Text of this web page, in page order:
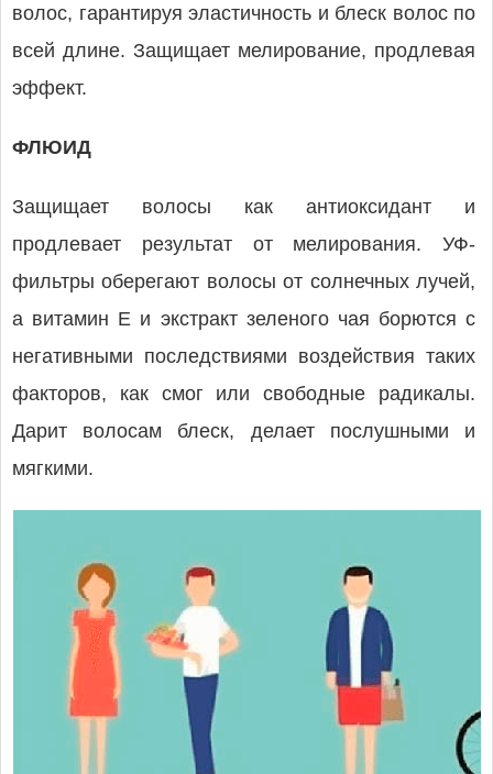
волос, гарантируя эластичность и блеск волос по
всей длине. Защищает мелирование, продлевая
эффект.
ФЛЮИД
Защищает волосы как антиоксидант и
продлевает результат от мелирования. УФ-
фильтры оберегают волосы от солнечных лучей,
а витамин Е и экстракт зеленого чая борются с
негативными последствиями воздействия таких
факторов, как смог или свободные радикалы.
Дарит волосам блеск, делает послушными и
мягкими.